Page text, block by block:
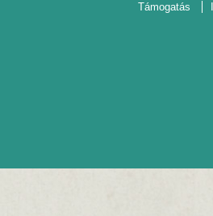
Támogatás